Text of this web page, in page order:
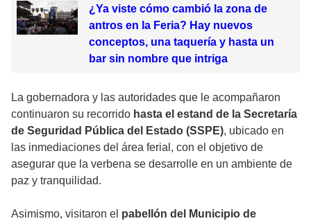
¿Ya viste cómo cambió la zona de
antros en la Feria? Hay nuevos
conceptos, una taquería y hasta un
bar sin nombre que intriga
La gobernadora y las autoridades que le acompañaron
continuaron su recorrido hasta el estand de la Secretaría
de Seguridad Pública del Estado (SSPE), ubicado en
las inmediaciones del área ferial, con el objetivo de
asegurar que la verbena se desarrolle en un ambiente de
paz y tranquilidad.
Asimismo, visitaron el pabellón del Municipio de